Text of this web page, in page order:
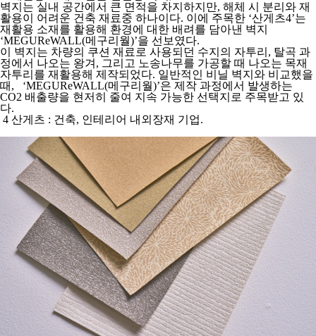
벽지는 실내 공간에서 큰 면적을 차지하지만, 해체 시 분리와 재
활용이 어려운 건축 재료중 하나이다. 이에 주목한 ‘산게츠4’는
재활용 소재를 활용해 환경에 대한 배려를 담아낸 벽지
‘MEGUReWALL(메구리월)’을 선보였다.
이 벽지는 차량의 쿠션 재료로 사용되던 수지의 자투리, 탈곡 과
정에서 나오는 왕겨, 그리고 노송나무를 가공할 때 나오는 목재
자투리를 재활용해 제작되었다. 일반적인 비닐 벽지와 비교했을
때, ‘MEGUReWALL(메구리월)’은 제작 과정에서 발생하는
CO2 배출량을 현저히 줄여 지속 가능한 선택지로 주목받고 있
다.
4 산게츠 : 건축, 인테리어 내외장재 기업.